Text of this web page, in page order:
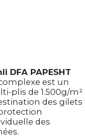
DFA PAPESHT
est un
plis de 1.500g/m²
des gilets
des